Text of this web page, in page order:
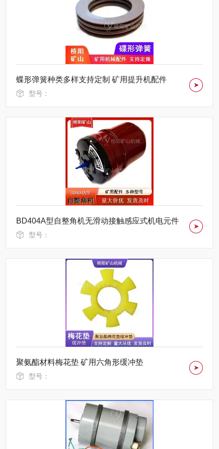
蝶形弹簧种类多样支持定制 矿用提升机配件
型号：
BD404A型自整角机无滑动接触感应式机电元件
型号：
聚氨酯材料梅花垫 矿用六角形缓冲垫
型号：